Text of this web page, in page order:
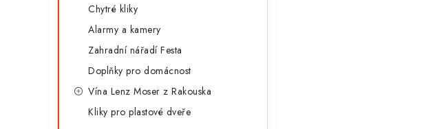
Chytré kliky
Alarmy a kamery
Zahradní nářadí Festa
Doplňky pro domácnost
Vína Lenz Moser z Rakouska
Kliky pro plastové dveře